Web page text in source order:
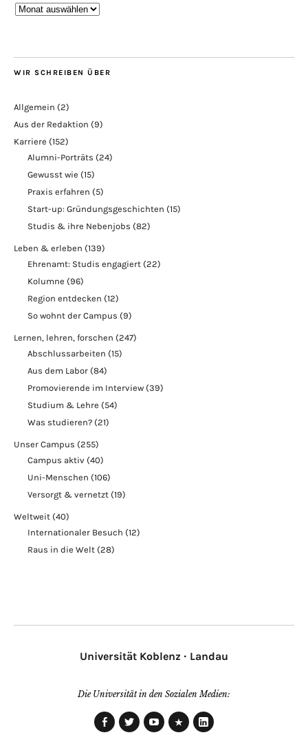
Blogarchiv
WIR SCHREIBEN ÜBER
Allgemein (2)
Aus der Redaktion (9)
Karriere (152)
Alumni-Porträts (24)
Gewusst wie (15)
Praxis erfahren (5)
Start-up: Gründungsgeschichten (15)
Studis & ihre Nebenjobs (82)
Leben & erleben (139)
Ehrenamt: Studis engagiert (22)
Kolumne (96)
Region entdecken (12)
So wohnt der Campus (9)
Lernen, lehren, forschen (247)
Abschlussarbeiten (15)
Aus dem Labor (84)
Promovierende im Interview (39)
Studium & Lehre (54)
Was studieren? (21)
Unser Campus (255)
Campus aktiv (40)
Uni-Menschen (106)
Versorgt & vernetzt (19)
Weltweit (40)
Internationaler Besuch (12)
Raus in die Welt (28)
Universität Koblenz · Landau
Die Universität in den Sozialen Medien: